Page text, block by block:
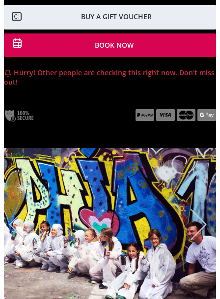
BUY A GIFT VOUCHER
BOOK NOW
Hurry! Other people are checking this right now. Don't miss
out!